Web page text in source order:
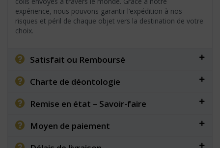
expérience, nous pouvons garantir l’expédition à nos
risques et péril de chaque objet vers la destination de votre
choix.
Satisfait ou Remboursé
Charte de déontologie
Remise en état – Savoir-faire
Moyen de paiement